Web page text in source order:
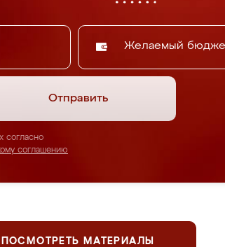
Желаемый
Отправить
согласно
соглашению
ПОСМОТРЕТЬ МАТЕРИАЛЫ